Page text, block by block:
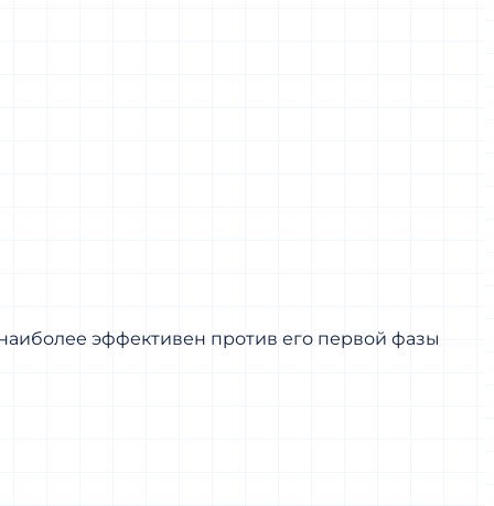
эффективен против его первой фазы